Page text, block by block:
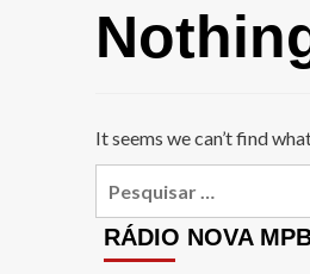
It seems we can’t find
RÁDIO NOVA